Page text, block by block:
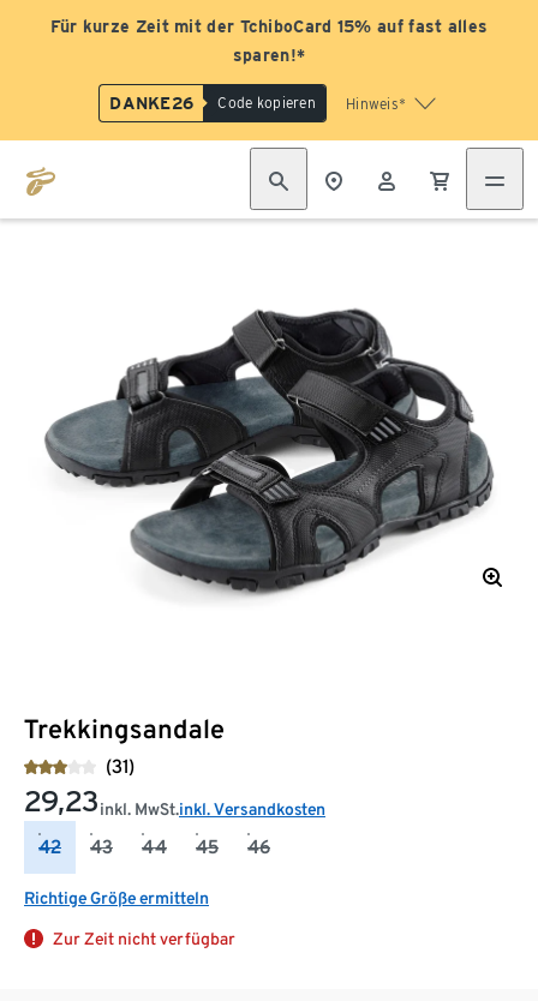
Für kurze Zeit mit der TchiboCard 15% auf fast alles
sparen!*
DANKE26 Code kopieren Hinweis*
Trekkingsandale
(31)
29,23inkl. MwSt.inkl. Versandkosten
42 43 44 45 46
Richtige Größe ermitteln
Zur Zeit nicht verfügbar